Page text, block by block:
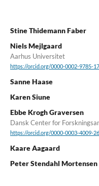
Stine Thidemann Faber
Niels Mejlgaard
Aarhus Universitet
https://orcid.org/0000-0002-9785-
Sanne Haase
Karen Siune
Ebbe Krogh Graversen
Dansk Center for
https://orcid.org/0000-0003-4009-
Kaare Aagaard
Peter Stendahl Mortensen